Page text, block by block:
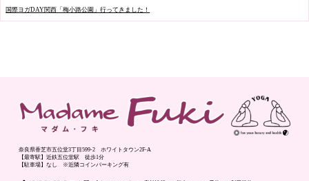
国際ヨガDAY関西「梅小路公園」行ってきました！
奈良県香芝市五位堂3丁目599-2 ホワイトタウン2F-A
【最寄駅】近鉄五位堂駅 徒歩1分
【駐車場】なし ※近隣コインパーキング有